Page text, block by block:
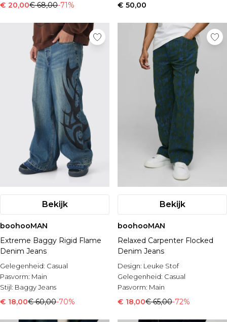
€ 20,00€ 68,00-71% € 50,00
Bekijk
boohooMAN
Extreme Baggy Rigid Flame
Denim Jeans
Gelegenheid: Casual
Pasvorm: Main
Stijl: Baggy Jeans
€ 18,00€ 60,00-70%
Bekijk
boohooMAN
Relaxed Carpenter Flocked
Denim Jeans
Design: Leuke Stof
Gelegenheid: Casual
Pasvorm: Main
€ 18,00€ 65,00-72%